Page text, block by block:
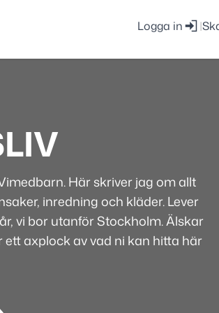
Logga in |
Här skriver jag om allt
inredning och kläder. Lever
vi bor utanför Stockholm. Älskar
ett axplock av vad ni kan hitta här